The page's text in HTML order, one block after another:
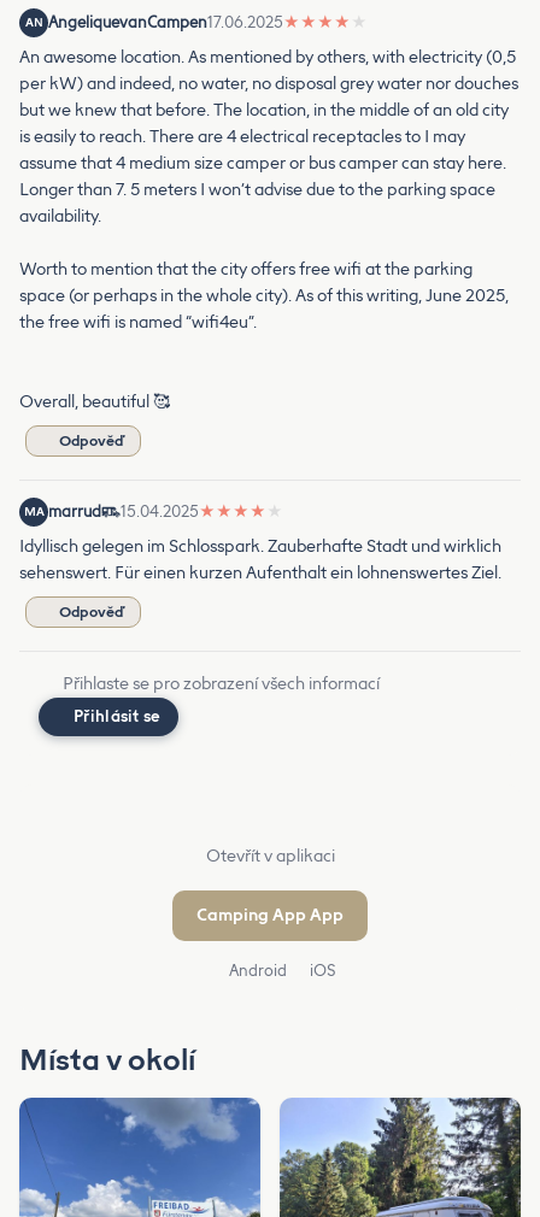
AN AngeliquevanCampen17.06.2025★ ★ ★ ★ ★
An awesome location. As mentioned by others, with electricity (0,5
per kW) and indeed, no water, no disposal grey water nor douches
but we knew that before. The location, in the middle of an old city
is easily to reach. There are 4 electrical receptacles to I may
assume that 4 medium size camper or bus camper can stay here.
Longer than 7. 5 meters I won’t advise due to the parking space
availability.
Worth to mention that the city offers free wifi at the parking
space (or perhaps in the whole city). As of this writing, June 2025,
the free wifi is named “wifi4eu”.
Overall, beautiful 🥰
Odpověď
MA marrud 15.04.2025★ ★ ★ ★ ★
Idyllisch gelegen im Schlosspark. Zauberhafte Stadt und wirklich
sehenswert. Für einen kurzen Aufenthalt ein lohnenswertes Ziel.
Odpověď
Přihlaste se pro zobrazení všech informací
Přihlásit se
Otevřít v aplikaci
Camping App App
Android iOS
Místa v okolí